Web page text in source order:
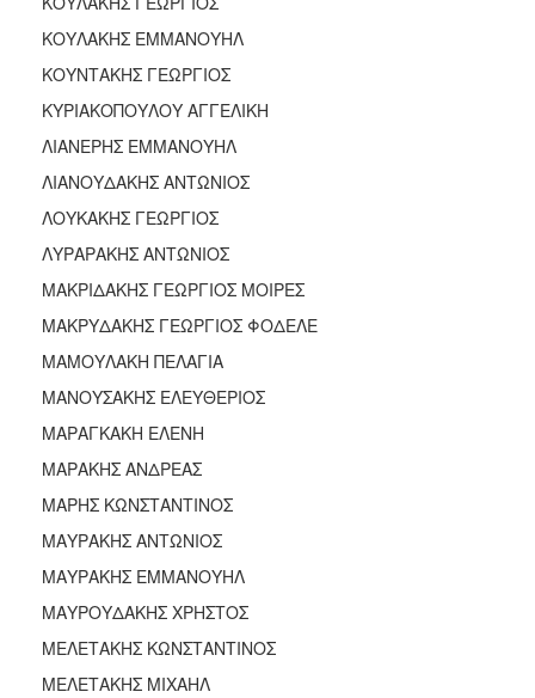
ΚΟΥΛΑΚΗΣ ΕΜΜΑΝΟΥΗΛ
ΚΟΥΝΤΑΚΗΣ ΓΕΩΡΓΙΟΣ
ΚΥΡΙΑΚΟΠΟΥΛΟΥ ΑΓΓΕΛΙΚΗ
ΛΙΑΝΕΡΗΣ ΕΜΜΑΝΟΥΗΛ
ΛΙΑΝΟΥΔΑΚΗΣ ΑΝΤΩΝΙΟΣ
ΛΟΥΚΑΚΗΣ ΓΕΩΡΓΙΟΣ
ΛΥΡΑΡΑΚΗΣ ΑΝΤΩΝΙΟΣ
ΜΑΚΡΙΔΑΚΗΣ ΓΕΩΡΓΙΟΣ ΜΟΙΡΕΣ
ΜΑΚΡΥΔΑΚΗΣ ΓΕΩΡΓΙΟΣ ΦΟΔΕΛΕ
ΜΑΜΟΥΛΑΚΗ ΠΕΛΑΓΙΑ
ΜΑΝΟΥΣΑΚΗΣ ΕΛΕΥΘΕΡΙΟΣ
ΜΑΡΑΓΚΑΚΗ ΕΛΕΝΗ
ΜΑΡΑΚΗΣ ΑΝΔΡΕΑΣ
ΜΑΡΗΣ ΚΩΝΣΤΑΝΤΙΝΟΣ
ΜΑΥΡΑΚΗΣ ΑΝΤΩΝΙΟΣ
ΜΑΥΡΑΚΗΣ ΕΜΜΑΝΟΥΗΛ
ΜΑΥΡΟΥΔΑΚΗΣ ΧΡΗΣΤΟΣ
ΜΕΛΕΤΑΚΗΣ ΚΩΝΣΤΑΝΤΙΝΟΣ
ΜΕΛΕΤΑΚΗΣ ΜΙΧΑΗΛ